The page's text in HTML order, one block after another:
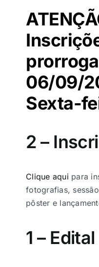
06/09/
Sexta-
2 –
Clique aqui para
fotografias,
pôster e
1 – Edital